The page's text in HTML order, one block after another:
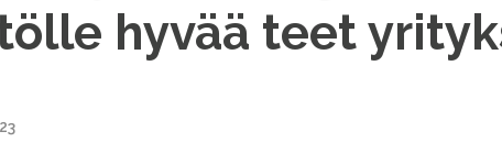
hyvää teet